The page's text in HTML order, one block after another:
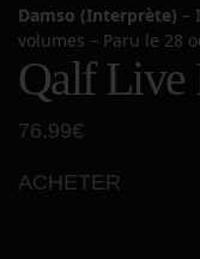
Damso (Interprète) –
volumes – Paru le 28
Qalf Live
76.99€
ACHETER